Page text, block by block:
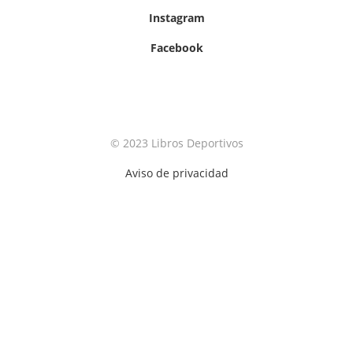
Instagram
Facebook
© 2023 Libros Deportivos
Aviso de privacidad